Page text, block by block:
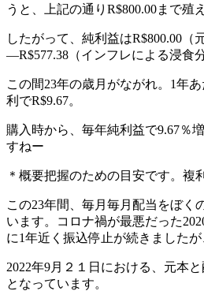
うと、上記の通りR$800.00まで殖
したがって、純利益はR$800.00（
―R$577.38（インフレによる浸食
この間23年の歳月がながれ。1年
利でR$9.67。
購入時から、毎年純利益で9.67％
すねー
＊概要把握のための目安です。複
この23年間、毎月毎月配当をぼく
います。コロナ禍が最悪だった
に1年近く振込停止が続きましたが
2022年9月２１日における、元本
となっています。